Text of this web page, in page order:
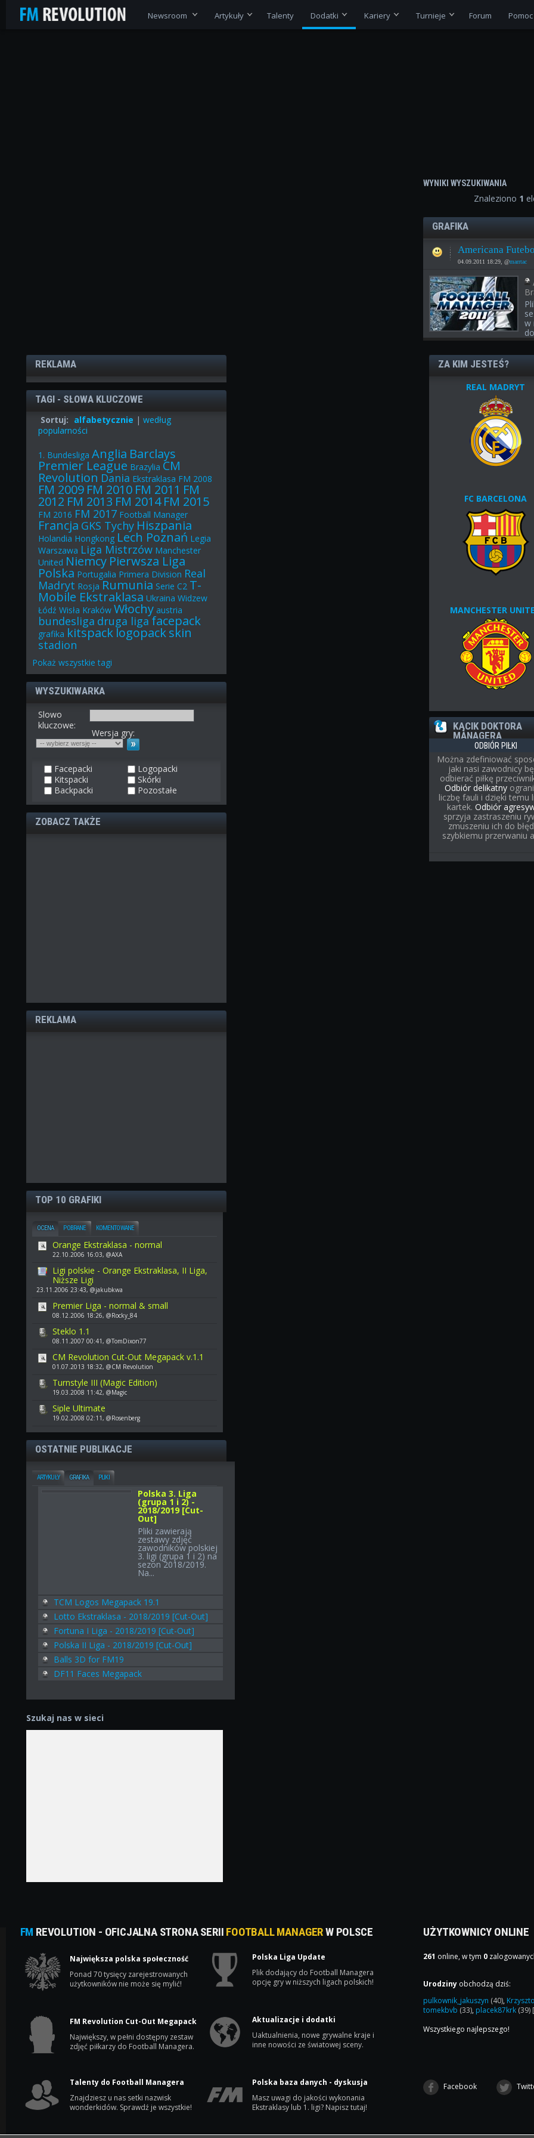
Newsroom Artykuły Talenty Dodatki Kariery Turnieje Forum Pomoc
WYNIKI WYSZUKIWANIA
Znaleziono 1
GRAFIKA
Americana
04.09.2011 18:29, @marrtac
w
REKLAMA
TAGI - SŁOWA KLUCZOWE
Sortuj: alfabetycznie | według
popularności
1. Bundesliga Anglia Barclays
Premier League Brazylia CM
Revolution Dania Ekstraklasa FM 2008
FM 2009 FM 2010 FM 2011 FM
2012 FM 2013 FM 2014 FM 2015
FM 2016 FM 2017 Football Manager
Francja GKS Tychy Hiszpania
Holandia Hongkong Lech Poznań Legia
Warszawa Liga Mistrzów Manchester
United Niemcy Pierwsza Liga
Polska Portugalia Primera Division Real
Madryt Rosja Rumunia Serie C2 T-
Mobile Ekstraklasa Ukraina Widzew
Łódź Wisła Kraków Włochy austria
bundesliga druga liga facepack
grafika kitspacklogopack skin
stadion
Pokaż wszystkie tagi
WYSZUKIWARKA
Slowo
kluczowe:
Wersja gry:
Facepacki
Logopacki
Kitspacki
Skórki
Backpacki
Pozostałe
ZOBACZ TAKŻE
REKLAMA
TOP 10 GRAFIKI
OCENA POBRANE KOMENTOWANE
Orange Ekstraklasa - normal
22.10.2006 16:03, @AXA
Ligi polskie - Orange Ekstraklasa, II Liga,
Niższe Ligi
23.11.2006 23:43, @jakubkwa
Premier Liga - normal & small
08.12.2006 18:26, @Rocky_84
Steklo 1.1
08.11.2007 00:41, @TomDixon77
CM Revolution Cut-Out Megapack v.1.1
01.07.2013 18:32, @CM Revolution
Turnstyle III (Magic Edition)
19.03.2008 11:42, @Magic
Siple Ultimate
19.02.2008 02:11, @Rosenberg
OSTATNIE PUBLIKACJE
ARTYKUŁY GRAFIKA PLIKI
Polska 3. Liga
(grupa 1 i 2) -
2018/2019 [Cut-
Out]
Pliki zawierają
zestawy zdjęć
zawodników polskiej
3. ligi (grupa 1 i 2) na
sezon 2018/2019.
Na...
TCM Logos Megapack 19.1
Lotto Ekstraklasa - 2018/2019 [Cut-Out]
Fortuna I Liga - 2018/2019 [Cut-Out]
Polska II Liga - 2018/2019 [Cut-Out]
Balls 3D for FM19
DF11 Faces Megapack
Szukaj nas w sieci
ZA KIM JESTEŚ?
REAL MADRYT
FC BARCELONA
MANCHESTER
KĄCIK DOKTORA
MANAGERA
ODBIÓR PIŁKI
Można zdefiniować
jaki nasi zawodnicy
odbierać piłkę
Odbiór delikatny
liczbę fauli i dzięki temu
kartek. Odbiór
sprzyja zastraszeniu
zmuszeniu ich do
szybkiemu przerwaniu
FM REVOLUTION - OFICJALNA STRONA SERII FOOTBALL MANAGERW POLSCE
Największa polska społeczność
Ponad 70 tysięcy zarejestrowanych
użytkowników nie może się mylić!
Polska Liga Update
Plik dodający do Football Managera
opcję gry w niższych ligach polskich!
FM Revolution Cut-Out Megapack
Największy, w pełni dostępny zestaw
zdjęć piłkarzy do Football Managera.
Aktualizacje i dodatki
Uaktualnienia, nowe grywalne kraje i
inne nowości ze światowej sceny.
Talenty do Football Managera
Znajdziesz u nas setki nazwisk
wonderkidów. Sprawdź je wszystkie!
Polska baza danych - dyskusja
Masz uwagi do jakości wykonania
Ekstraklasy lub 1. ligi? Napisz tutaj!
UŻYTKOWNICY ONLINE
261 online, w tym 0
Urodziny obchodzą dziś:
pulkownik_jakuszyn (40),
tomekbvb (33), placek87krk (39)
Wszystkiego najlepszego!
Facebook